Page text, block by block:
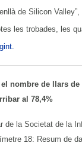
de Silicon
les trobades, les
nombre de llars
al 78,4%
de la Societat de la
18: Resum de